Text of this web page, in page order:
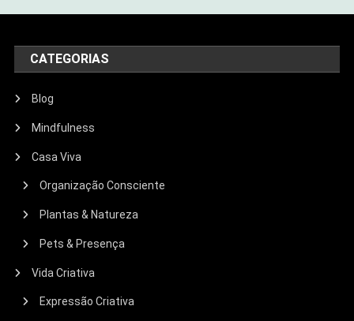
CATEGORIAS
Blog
Mindfulness
Casa Viva
Organização Consciente
Plantas & Natureza
Pets & Presença
Vida Criativa
Expressão Criativa